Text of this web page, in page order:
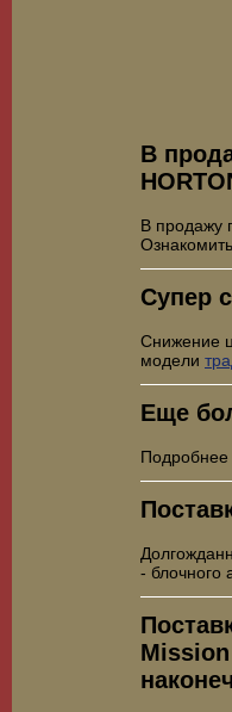
В
В продажу
Супер
Снижение
модели
Еще
- блочного